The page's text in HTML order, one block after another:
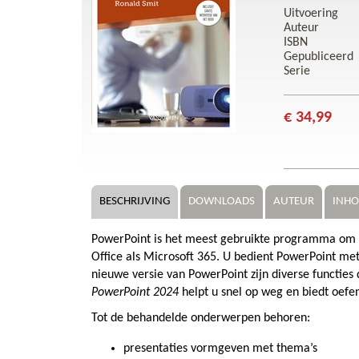
Uitvoering
Auteur
ISBN
Gepubliceerd
Serie
€ 34,99
BESCHRIJVING DOWNLOADS AUTEUR
PowerPoint is het meest gebruikte programma
Office als Microsoft 365. U bedient PowerPoint
nieuwe versie van PowerPoint zijn diverse
PowerPoint 2024 helpt u snel op weg en biedt
Tot de behandelde onderwerpen behoren:
presentaties vormgeven met thema’s